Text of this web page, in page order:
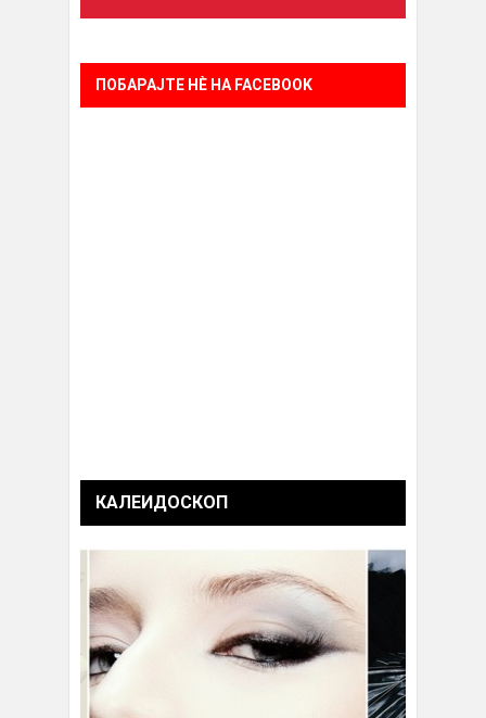
ПОБАРАЈТЕ НÈ НА FACEBOOK
КАЛЕИДОСКОП